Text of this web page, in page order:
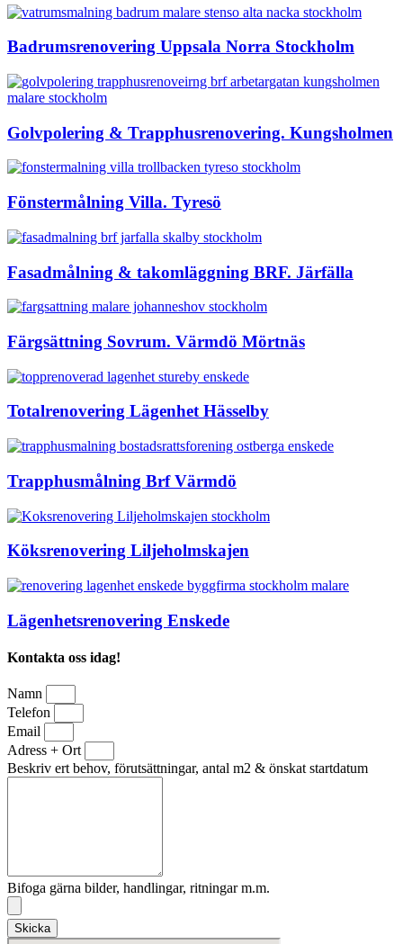
Badrumsrenovering Uppsala Norra Stockholm
Golvpolering & Trapphusrenovering. Kungsholmen
Fönstermålning Villa. Tyresö
Fasadmålning & takomläggning BRF. Järfälla
Färgsättning Sovrum. Värmdö Mörtnäs
Totalrenovering Lägenhet Hässelby
Trapphusmålning Brf Värmdö
Köksrenovering Liljeholmskajen
Lägenhetsrenovering Enskede
Kontakta oss idag!
Namn
Telefon
Email
Adress + Ort
Beskriv ert behov, förutsättningar, antal m2 & önskat startdatum
Bifoga gärna bilder, handlingar, ritningar m.m.
Skicka